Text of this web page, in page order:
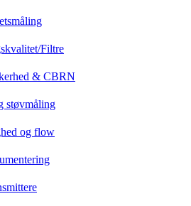
Filtre
& CBRN
støvmåling
og flow